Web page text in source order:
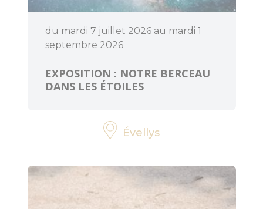
du mardi 7 juillet 2026 au mardi 1
septembre 2026
EXPOSITION : NOTRE BERCEAU
DANS LES ÉTOILES
Évellys